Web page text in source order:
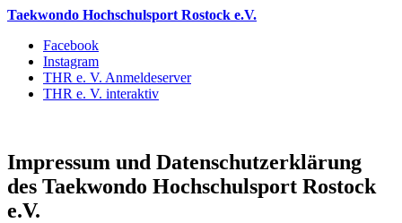
Taekwondo Hochschulsport Rostock e.V.
Facebook
Instagram
THR e. V. Anmeldeserver
THR e. V. interaktiv
Impressum und Datenschutzerklärung
des Taekwondo Hochschulsport Rostock
e.V.